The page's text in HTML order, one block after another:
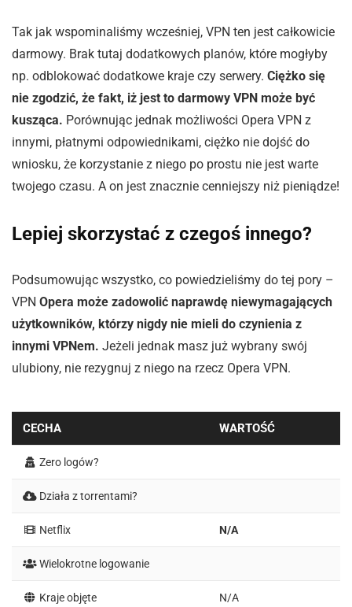
Tak jak wspominaliśmy wcześniej, VPN ten jest całkowicie
darmowy. Brak tutaj dodatkowych planów, które mogłyby
np. odblokować dodatkowe kraje czy serwery. Ciężko się
nie zgodzić, że fakt, iż jest to darmowy VPN może być
kusząca. Porównując jednak możliwości Opera VPN z
innymi, płatnymi odpowiednikami, ciężko nie dojść do
wniosku, że korzystanie z niego po prostu nie jest warte
twojego czasu. A on jest znacznie cenniejszy niż pieniądze!
Lepiej skorzystać z czegoś innego?
Podsumowując wszystko, co powiedzieliśmy do tej pory –
VPN Opera może zadowolić naprawdę niewymagających
użytkowników, którzy nigdy nie mieli do czynienia z
innymi VPNem. Jeżeli jednak masz już wybrany swój
ulubiony, nie rezygnuj z niego na rzecz Opera VPN.
CECHA WARTOŚĆ
Zero logów?
Działa z torrentami?
Netflix N/A
Wielokrotne logowanie
Kraje objęte N/A